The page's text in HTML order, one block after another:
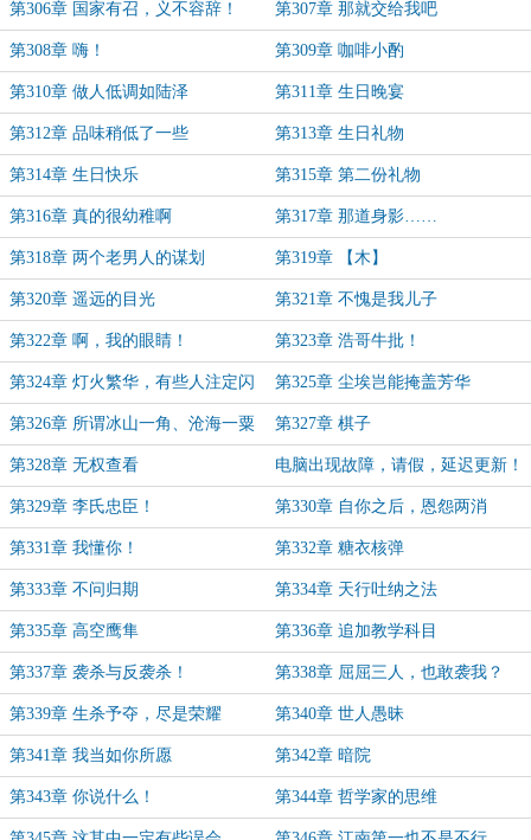
第306章 国家有召，义不容辞！ 第307章 那就交给我吧
第308章 嗨！ 第309章 咖啡小酌
第310章 做人低调如陆泽 第311章 生日晚宴
第312章 品味稍低了一些 第313章 生日礼物
第314章 生日快乐 第315章 第二份礼物
第316章 真的很幼稚啊 第317章 那道身影……
第318章 两个老男人的谋划 第319章 【木】
第320章 遥远的目光 第321章 不愧是我儿子
第322章 啊，我的眼睛！ 第323章 浩哥牛批！
第324章 灯火繁华，有些人注定闪
耀
第325章 尘埃岂能掩盖芳华
第326章 所谓冰山一角、沧海一粟 第327章 棋子
第328章 无权查看 电脑出现故障，请假，延迟更新！
第329章 李氏忠臣！ 第330章 自你之后，恩怨两消
第331章 我懂你！ 第332章 糖衣核弹
第333章 不问归期 第334章 天行吐纳之法
第335章 高空鹰隼 第336章 追加教学科目
第337章 袭杀与反袭杀！ 第338章 屈屈三人，也敢袭我？
第339章 生杀予夺，尽是荣耀 第340章 世人愚昧
第341章 我当如你所愿 第342章 暗院
第343章 你说什么！ 第344章 哲学家的思维